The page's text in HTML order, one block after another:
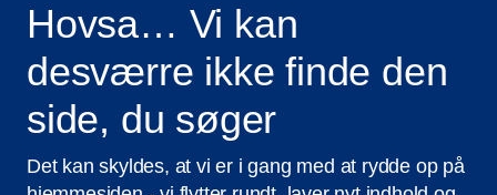
Hovsa… Vi kan
desværre ikke finde den
side, du søger
Det kan skyldes, at vi er i gang med at rydde op på